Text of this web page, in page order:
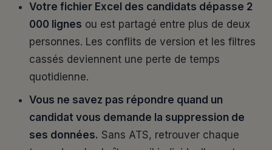
Votre fichier Excel des candidats dépasse 2
000 lignes ou est partagé entre plus de deux
personnes. Les conflits de version et les filtres
cassés deviennent une perte de temps
quotidienne.
Vous ne savez pas répondre quand un
candidat vous demande la suppression de
ses données. Sans ATS, retrouver chaque